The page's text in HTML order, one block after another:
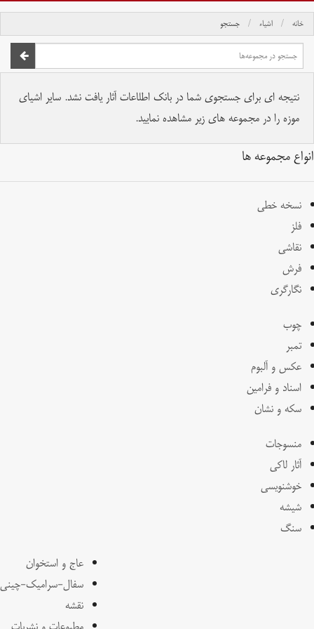
خانه اشیاء جستجو
نتیجه ای برای جستجوی شما در بانک اطلاعات آثار یافت نشد. سایر اشیای
موزه را در مجموعه های زیر مشاهده نمایید.
انواع مجموعه ها
نسخه خطی
فلز
نقاشی
فرش
نگارگری
چوب
تمبر
عکس و آلبوم
اسناد و فرامین
سکه و نشان
منسوجات
آثار لاکی
خوشنویسی
شیشه
سنگ
عاج و استخوان
سفال-سرامیک-چینی
نقشه
تمام حقوق برای موسسه کتابخانه و موزه ملی ملک محفوظ است.